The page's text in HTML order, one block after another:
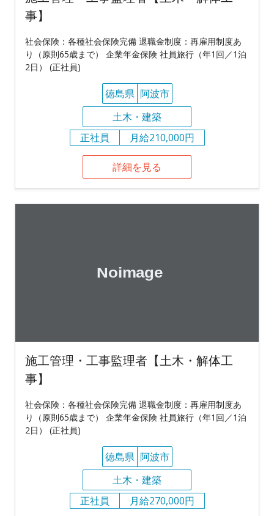
事】
社会保険：各種社会保険完備 退職金制度：再雇用制度あ
り（原則65歳まで） 企業年金保険 社員旅行（年1回／1泊
2日） (正社員)
徳島県 阿波市
土木・建築
正社員
月給210,000円
詳細を見る
施工管理・工事監理者【土木・解体工
事】
社会保険：各種社会保険完備 退職金制度：再雇用制度あ
り（原則65歳まで） 企業年金保険 社員旅行（年1回／1泊
2日） (正社員)
徳島県 阿波市
土木・建築
正社員
月給270,000円